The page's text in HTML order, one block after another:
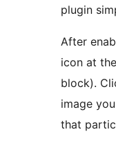
plugin
After
icon at
block).
image
that